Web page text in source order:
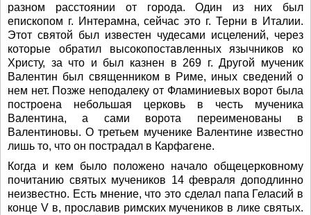
разном расстоянии от города. Один из них был
епископом г. Интерамна, сейчас это г. Терни в Италии.
Этот святой был известен чудесами исцелений, через
которые обратил высокопоставленных язычников ко
Христу, за что и был казнен в 269 г. Другой мученик
Валентин был священником в Риме, иных сведений о
нем нет. Позже неподалеку от Фламиниевых ворот была
построена небольшая церковь в честь мученика
Валентина, а сами ворота переименованы в
Валентиновы. О третьем мученике Валентине известно
лишь то, что он пострадал в Карфагене.
Когда и кем было положено начало общецерковному
почитанию святых мучеников 14 февраля доподлинно
неизвестно. Есть мнение, что это сделал папа Геласий в
конце V в, прославив римских мучеников в лике святых.